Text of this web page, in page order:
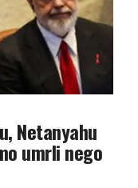
Netanyahu
umrli nego